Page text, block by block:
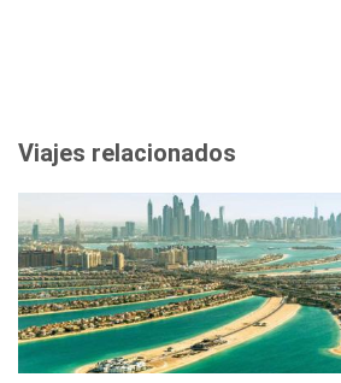
Viajes relacionados